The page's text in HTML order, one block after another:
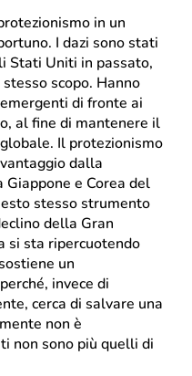
in un
I dazi sono stati
Stati Uniti in passato,
scopo. Hanno
di fronte ai
al fine di mantenere il
Il protezionismo
dalla
Giappone e Corea del
stesso strumento
della Gran
si sta ripercuotendo
un
invece di
cerca di salvare una
non è
non sono più quelli di